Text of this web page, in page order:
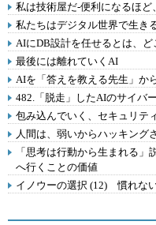
私は技術屋だ-便利になるほ
私たちはデジタル世界で生き
AIにDB設計を任せるとは、ど
最後には離れていくAI
AIを「答えを教える先生」か
482.「脱走」したAIのサイバ
包み込んでいく、セキュリテ
人間は、弱いからハッキング
「思考は行動から生まれる
へ行くことの価値
イノウーの選択 (12) 慣れな